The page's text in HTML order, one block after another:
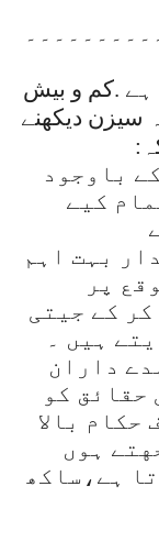
ہے .کم و بیش
سیزن دیکهنے
باوجود
کیے
بہت اہم
پر
کے جیتی
ہیں ۔
داران
حقائق کو
حکام بالا
ہوں
ہے،ساکھ